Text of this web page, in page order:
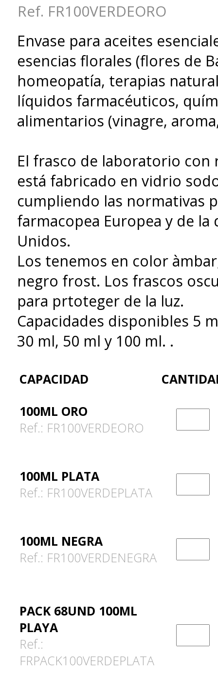
Ref. FR100VERDEORO
Envase para aceites
esencias florales (flores de
homeopatía, terapias
líquidos farmacéuticos,
alimentarios (vinagre,
El frasco de laboratorio con
está fabricado en vidrio
cumpliendo las normativas
farmacopea Europea y de la
Unidos.
Los tenemos en color
negro frost. Los frascos
para prtoteger de la luz.
Capacidades disponibles 5
30 ml, 50 ml y 100 ml. .
CAPACIDAD
100ML ORO
Ref.: FR100VERDEORO
100ML PLATA
Ref.: FR100VERDEPLATA
100ML NEGRA
Ref.: FR100VERDENEGRA
PACK 68UND 100ML
PLAYA
Ref.:
FRPACK100VERDEPLATA